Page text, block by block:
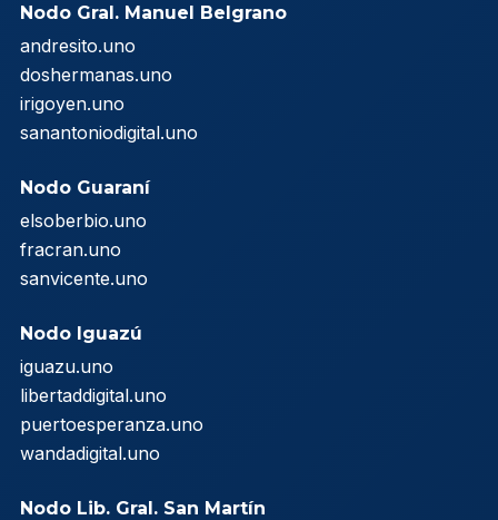
Nodo Gral. Manuel Belgrano
andresito.uno
doshermanas.uno
irigoyen.uno
sanantoniodigital.uno
Nodo Guaraní
elsoberbio.uno
fracran.uno
sanvicente.uno
Nodo Iguazú
iguazu.uno
libertaddigital.uno
puertoesperanza.uno
wandadigital.uno
Nodo Lib. Gral. San Martín